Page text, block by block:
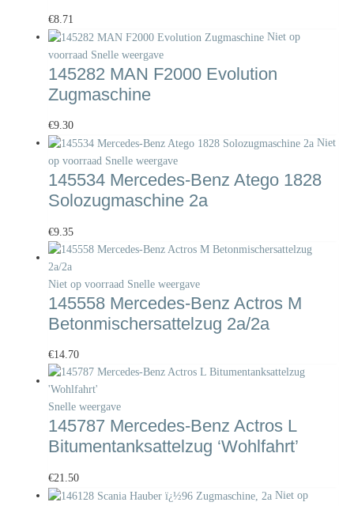
€8.71
Niet op
voorraad Snelle weergave
145282 MAN F2000 Evolution
Zugmaschine
€9.30
Niet
op voorraad Snelle weergave
145534 Mercedes-Benz Atego 1828
Solozugmaschine 2a
€9.35
Niet op voorraad Snelle weergave
145558 Mercedes-Benz Actros M
Betonmischersattelzug 2a/2a
€14.70
Snelle weergave
145787 Mercedes-Benz Actros L
Bitumentanksattelzug ‘Wohlfahrt’
€21.50
Niet op